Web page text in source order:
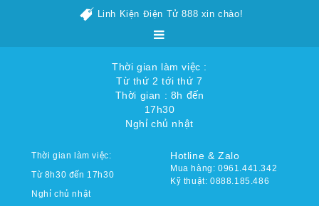
Linh Kiện Điện Tử 888 xin chào!
Thời gian làm việc :
Từ thứ 2 tới thứ 7
Thời gian : 8h đến
17h30
Nghỉ chủ nhật
Thời gian làm việc:
Từ 8h30 đến 17h30
Nghỉ chủ nhật
Hotline & Zalo
Mua hàng: 0961.441.342
Kỹ thuật: 0888.185.486